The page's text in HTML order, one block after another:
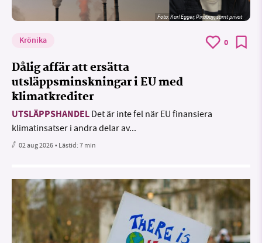
Foto:Karl Egger, Pixabay, samt privat
Krönika 0
Dålig affär att ersätta
utsläppsminskningar i EU med
klimatkrediter
UTSLÄPPSHANDEL Det är inte fel när EU finansiera
klimatinsatser i andra delar av...
02 aug 2026• Lästid:7 min